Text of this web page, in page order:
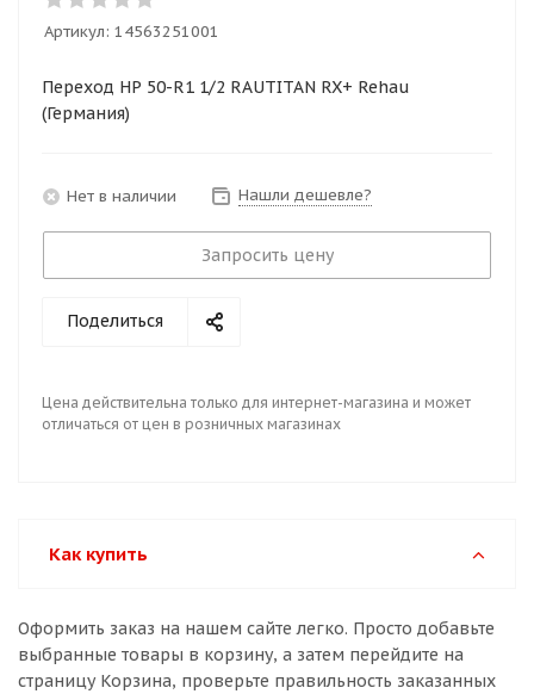
Артикул: 14563251001
Переход НР 50-R1 1/2 RAUTITAN RX+ Rehau
(Германия)
Нет в наличии Нашли дешевле?
Запросить цену
Поделиться
Цена действительна только для интернет-магазина и может
отличаться от цен в розничных магазинах
Как купить
Оформить заказ на нашем сайте легко. Просто добавьте
выбранные товары в корзину, а затем перейдите на
страницу Корзина, проверьте правильность заказанных